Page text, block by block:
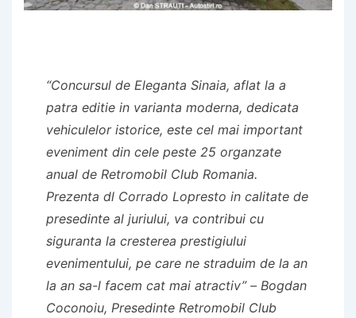
“Concursul de Eleganta Sinaia, aflat la a
patra editie in varianta moderna, dedicata
vehiculelor istorice, este cel mai important
eveniment din cele peste 25 organzate
anual de Retromobil Club Romania.
Prezenta dl Corrado Lopresto in calitate de
presedinte al juriului, va contribui cu
siguranta la cresterea prestigiului
evenimentului, pe care ne straduim de la an
la an sa-l facem cat mai atractiv”– Bogdan
Coconoiu, Presedinte Retromobil Club